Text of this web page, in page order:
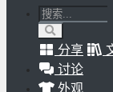
分享
讨论
外观